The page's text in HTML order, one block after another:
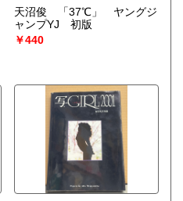
天沼俊 「37℃」 ヤングジ
ャンプYJ 初版
￥440